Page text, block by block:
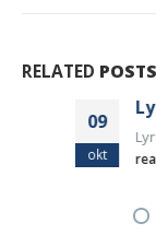
RELATED POSTS
Lyra
Lyra
read more